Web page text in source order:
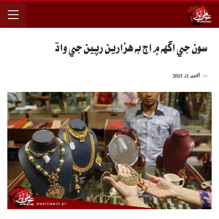
سون جي اگهه ۾ اڄ به هزارين رپين جي واڌ
اکتوبر 11, 2023